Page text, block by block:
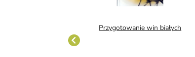
Przygotowanie win białych